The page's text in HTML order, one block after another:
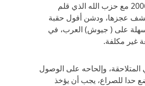
حرب تموز 2006 مع حزب الله الذي قلم
عجزها، ودشن أفول حقبة
على ( جيوش) العرب، في
غير مكلفة.
المتلاحقة، وإلحاحه على الوصول
حدا للصراع، يجب أن يؤخذ